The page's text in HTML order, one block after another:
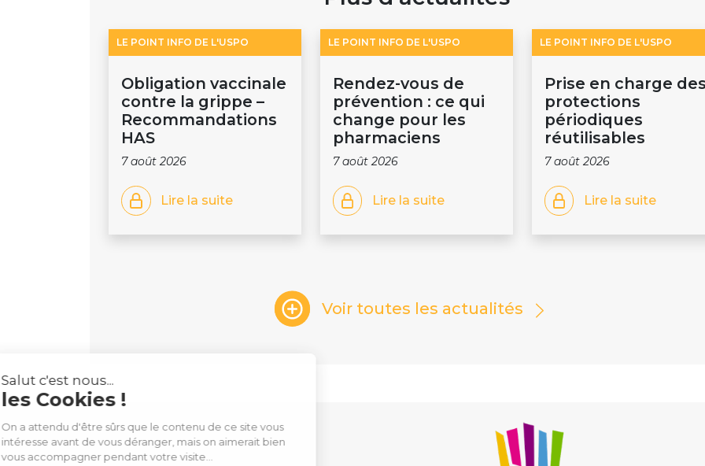
LE POINT INFO DE L'USPO
Obligation vaccinale
contre la grippe –
Recommandations
HAS
7 août 2026
Lire la suite
LE POINT INFO DE L'USPO
Rendez-vous de
prévention : ce qui
change pour les
pharmaciens
7 août 2026
Lire la suite
LE POINT INFO DE L'USPO
Prise en charge
protections
périodiques
réutilisables
7 août 2026
Lire la suite
Voir toutes les actualités